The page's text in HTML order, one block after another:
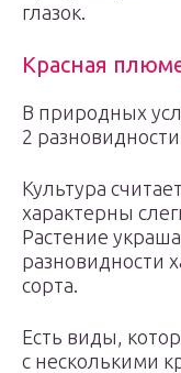
глазок.
Красная
В природных
2
Культура
характерны
Растение
разновидности
сорта.
Есть виды,
с несколькими